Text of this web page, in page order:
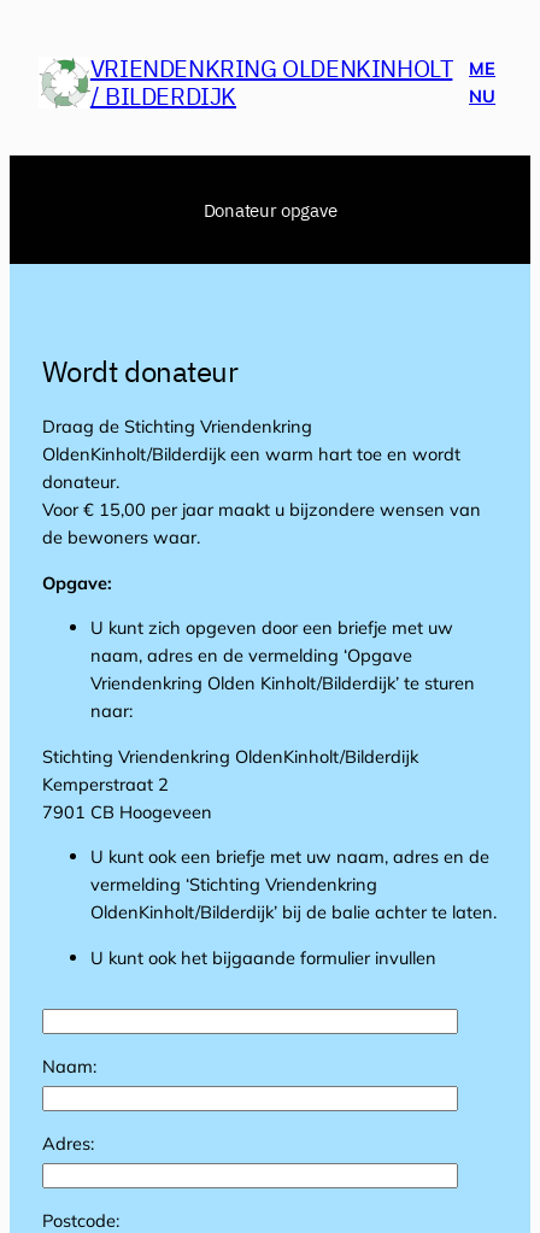
inhoud
VRIENDENKRING OLDENKINHOLT
/ BILDERDIJK
ME
NU
Donateur opgave
Wordt donateur
Draag de Stichting Vriendenkring
OldenKinholt/Bilderdijk een warm hart toe en wordt
donateur.
Voor € 15,00 per jaar maakt u bijzondere wensen van
de bewoners waar.
Opgave:
U kunt zich opgeven door een briefje met uw
naam, adres en de vermelding ‘Opgave
Vriendenkring Olden Kinholt/Bilderdijk’ te sturen
naar:
Stichting Vriendenkring OldenKinholt/Bilderdijk
Kemperstraat 2
7901 CB Hoogeveen
U kunt ook een briefje met uw naam, adres en de
vermelding ‘Stichting Vriendenkring
OldenKinholt/Bilderdijk’ bij de balie achter te laten.
U kunt ook het bijgaande formulier invullen
Naam:
Adres:
Postcode: